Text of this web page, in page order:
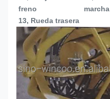
freno
13, Rueda trasera
marcha